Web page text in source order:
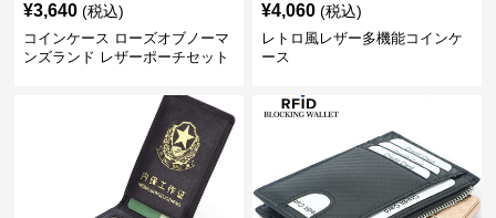
¥3,640 (税込)
コインケース ローズオブノーマ
ンズランド レザーポーチセット
¥4,060 (税込)
レトロ風レザー多機能コインケ
ース